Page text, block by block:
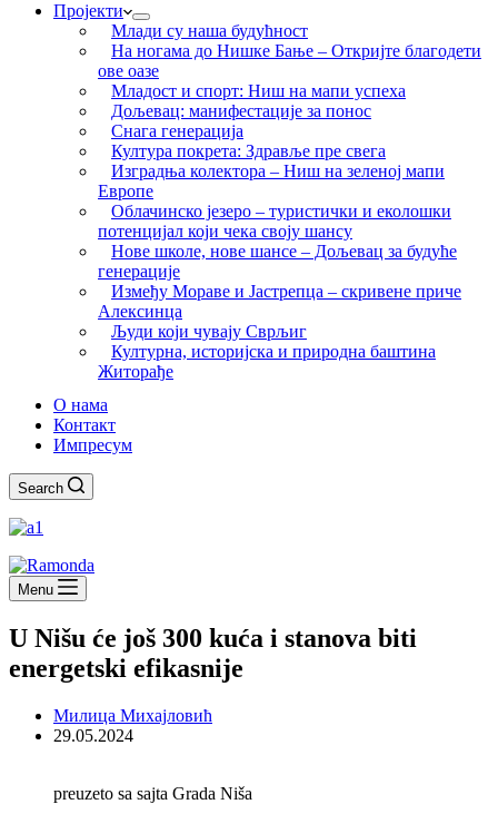
Пројекти
Млади су наша будућност
На ногама до Нишке Бање – Откријте благодети
ове оазе
Младост и спорт: Ниш на мапи успеха
Дољевац: манифестације за понос
Снага генерација
Култура покрета: Здравље пре свега
Изградња колектора – Ниш на зеленој мапи
Европе
Облачинско језеро – туристички и еколошки
потенцијал који чека своју шансу
Нове школе, нове шансе – Дољевац за будуће
генерације
Између Мораве и Јастрепца – скривене приче
Алексинца
Људи који чувају Сврљиг
Културна, историјска и природна баштина
Житорађе
О нама
Контакт
Импресум
Search
Menu
U Nišu će još 300 kuća i stanova biti
energetski efikasnije
Милица Михајловић
29.05.2024
preuzeto sa sajta Grada Niša